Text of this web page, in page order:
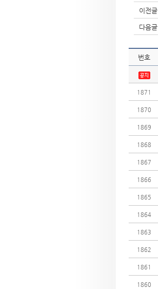
이전글
다음글
번호
1871
1870
1869
1868
1867
1866
1865
1864
1863
1862
1861
1860